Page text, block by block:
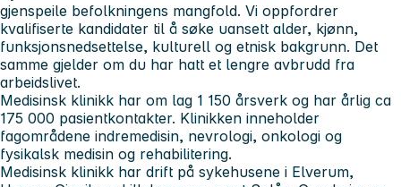
gjenspeile befolkningens mangfold. Vi oppfordrer
kvalifiserte kandidater til å søke uansett alder, kjønn,
funksjonsnedsettelse, kulturell og etnisk bakgrunn. Det
samme gjelder om du har hatt et lengre avbrudd fra
arbeidslivet.
Medisinsk klinikk har om lag 1 150 årsverk og har årlig ca
175 000 pasientkontakter. Klinikken inneholder
fagområdene indremedisin, nevrologi, onkologi og
fysikalsk medisin og rehabilitering.
Medisinsk klinikk har drift på sykehusene i Elverum,